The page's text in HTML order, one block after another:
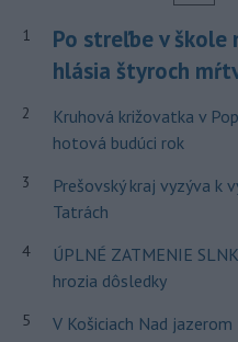
1
Po streľbe v škole
hlásia štyroch
2
Kruhová križovatka v
hotová budúci rok
3
Prešovský kraj vyzýva k
Tatrách
4
ÚPLNÉ ZATMENIE
hrozia dôsledky
5
V Košiciach Nad